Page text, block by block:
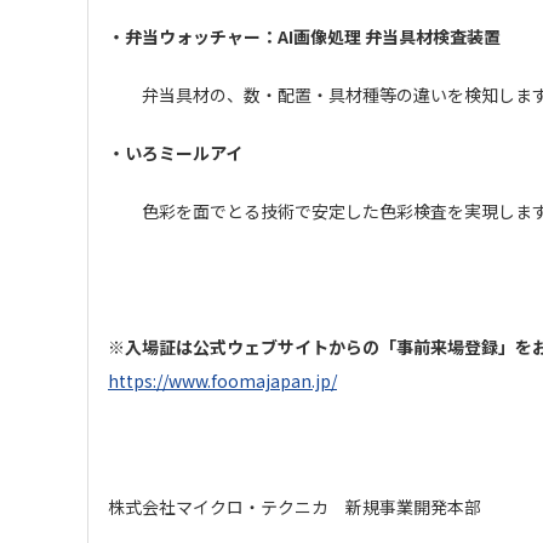
・弁当ウォッチャー： AI画像処理 弁当具材検査装置
弁当具材の、数・配置・具材種等の違いを検知します
・いろミールアイ
色彩を面でとる技術で安定した色彩検査を実現します
※入場証は公式ウェブサイトからの「事前来場登録」を
https://www.foomajapan.jp/
株式会社マイクロ・テクニカ 新規事業開発本部